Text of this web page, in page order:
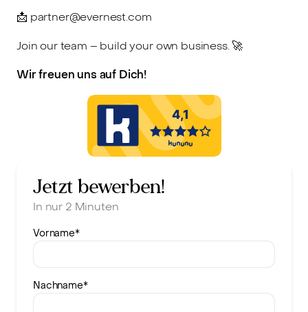
📩 partner@evernest.com
Join our team – build your own business. 🚀
Wir freuen uns auf Dich!
Jetzt bewerben!
In nur 2 Minuten
Vorname*
Nachname*